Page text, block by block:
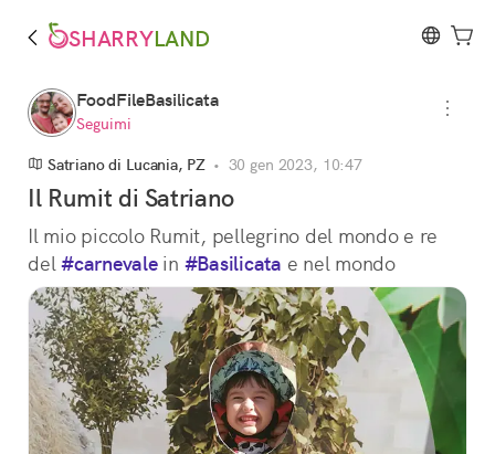
SHARRYLAND
FoodFileBasilicata
Seguimi
Satriano di Lucania, PZ• 30 gen 2023, 10:47
Il Rumit di Satriano
Il mio piccolo Rumit, pellegrino del mondo e re
del #carnevale in #Basilicata e nel mondo